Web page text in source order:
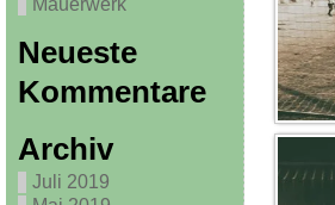
Mauerwerk
Neueste
Kommentare
Archiv
Juli 2019